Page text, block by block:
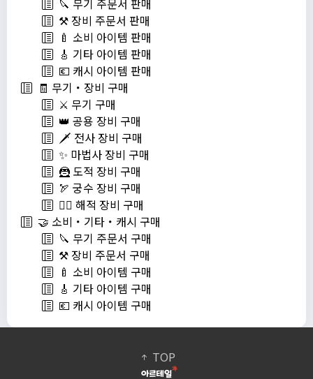
⚒️ 장비 주문서 판매
🍼 소비 아이템 판매
🎸 기타 아이템 판매
💶 캐시 아이템 판매
🧾 무기・장비 구매
⚔️ 무기 구매
👑 공용 장비 구매
🗡️ 전사 장비 구매
✨ 마법사 장비 구매
🦹 도적 장비 구매
🏹 궁수 장비 구매
🏴‍☠️ 해적 장비 구매
🤝 소비・기타・캐시 구매
🔪 무기 주문서 구매
⚒️ 장비 주문서 구매
🍼 소비 아이템 구매
🎸 기타 아이템 구매
💶 캐시 아이템 구매
TOP